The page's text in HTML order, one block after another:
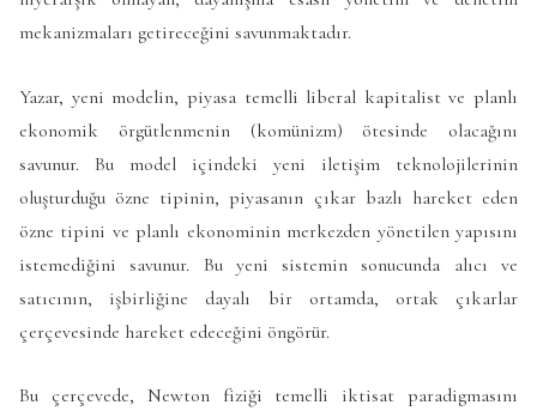
mekanizmaları getireceğini savunmaktadır.
Yazar, yeni modelin, piyasa temelli liberal kapitalist ve planlı
ekonomik örgütlenmenin (komünizm) ötesinde olacağını
savunur. Bu model içindeki yeni iletişim teknolojilerinin
oluşturduğu özne tipinin, piyasanın çıkar bazlı hareket eden
özne tipini ve planlı ekonominin merkezden yönetilen yapısını
istemediğini savunur. Bu yeni sistemin sonucunda alıcı ve
satıcının, işbirliğine dayalı bir ortamda, ortak çıkarlar
çerçevesinde hareket edeceğini öngörür.
Bu çerçevede, Newton fiziği temelli iktisat paradigmasını